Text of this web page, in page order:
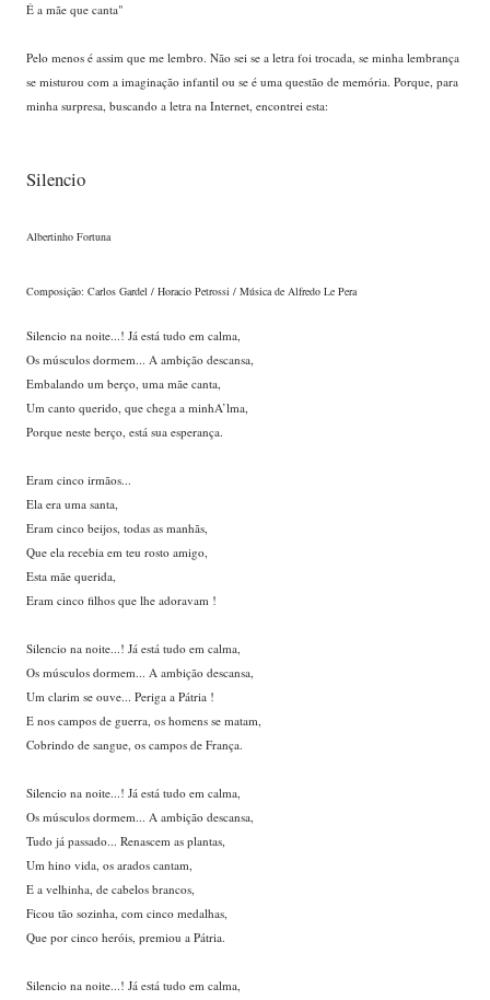
É a mãe que canta"
Pelo menos é assim que me lembro. Não sei se a letra foi trocada, se minha lembrança
se misturou com a imaginação infantil ou se é uma questão de memória. Porque, para
minha surpresa, buscando a letra na Internet, encontrei esta:
Silencio
Albertinho Fortuna
Composição: Carlos Gardel / Horacio Petrossi / Música de Alfredo Le Pera
Silencio na noite...! Já está tudo em calma,
Os músculos dormem... A ambição descansa,
Embalando um berço, uma mãe canta,
Um canto querido, que chega a minhA’lma,
Porque neste berço, está sua esperança.
Eram cinco irmãos...
Ela era uma santa,
Eram cinco beijos, todas as manhãs,
Que ela recebia em teu rosto amigo,
Esta mãe querida,
Eram cinco filhos que lhe adoravam !
Silencio na noite...! Já está tudo em calma,
Os músculos dormem... A ambição descansa,
Um clarim se ouve... Periga a Pátria !
E nos campos de guerra, os homens se matam,
Cobrindo de sangue, os campos de França.
Silencio na noite...! Já está tudo em calma,
Os músculos dormem... A ambição descansa,
Tudo já passado... Renascem as plantas,
Um hino vida, os arados cantam,
E a velhinha, de cabelos brancos,
Ficou tão sozinha, com cinco medalhas,
Que por cinco heróis, premiou a Pátria.
Silencio na noite...! Já está tudo em calma,